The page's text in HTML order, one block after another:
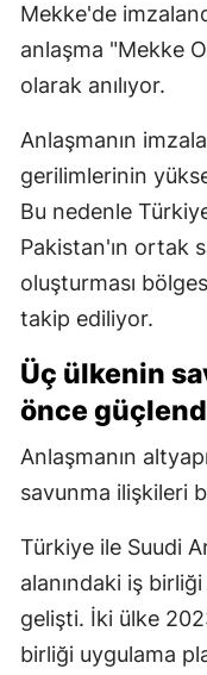
Mekke'de
anlaşma "Mekke
olarak anılıyor.
Anlaşmanın
gerilimlerinin
Bu nedenle
Pakistan'ın ortak
oluşturması
takip ediliyor.
Üç ülkenin
önce
Anlaşmanın
savunma ilişkileri
Türkiye ile Suudi
alanındaki iş
gelişti. İki ülke
birliği uygulama